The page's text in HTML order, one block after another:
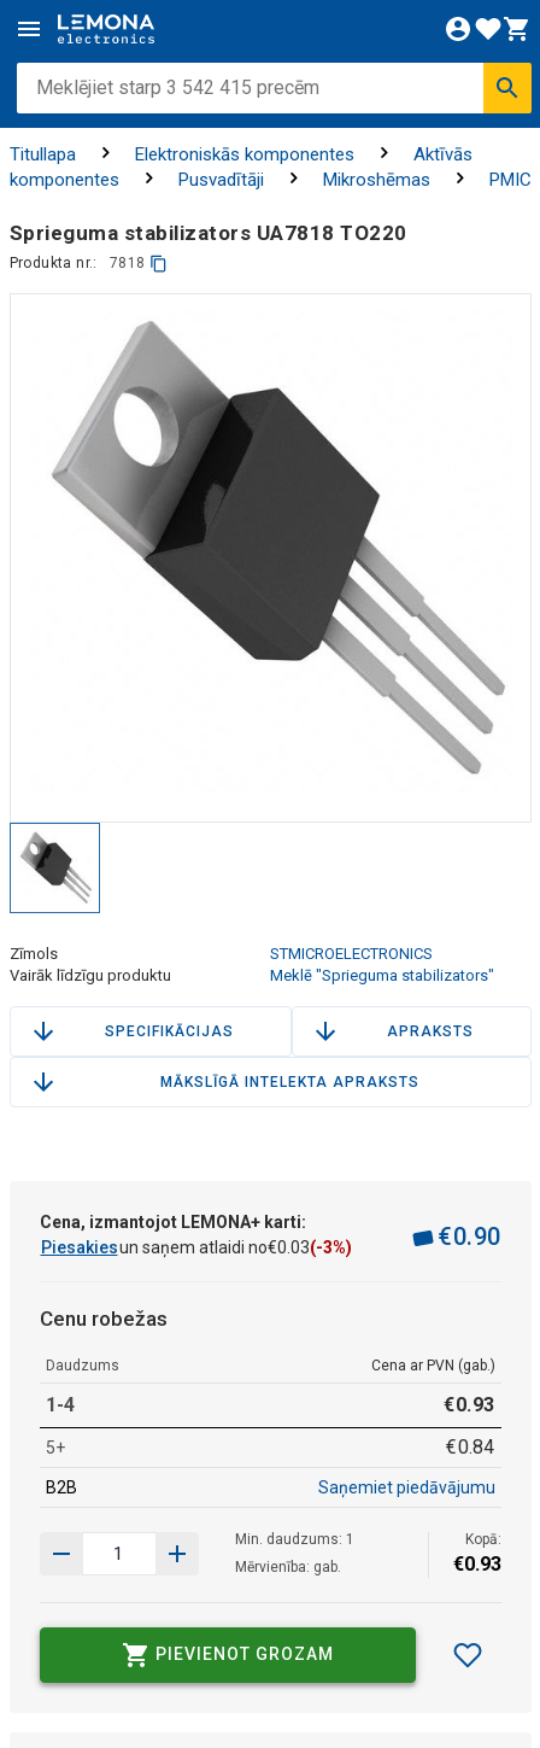
Titullapa Elektroniskās komponentes
Aktīvās
komponentes
Pusvadītāji Mikroshēmas PMIC
Sprieguma stabilizators UA7818 TO220
Produkta nr.: 7818
Zīmols
STMICROELECTRONICS
Vairāk līdzīgu produktu
Meklē "Sprieguma stabilizators"
SPECIFIKĀCIJAS APRAKSTS
MĀKSLĪGĀ INTELEKTA APRAKSTS
Cena, izmantojot LEMONA+ karti:
Piesakiesun saņem atlaidi no€0 03(-3%) €0.90
Cenu robežas
Daudzums Cena ar PVN (gab.)
1-4 €0.93
5+ €0.84
B2B Saņemiet piedāvājumu
Min. daudzums: 1
Mērvienība: gab.
Kopā:
€0.93
PIEVIENOT GROZAM